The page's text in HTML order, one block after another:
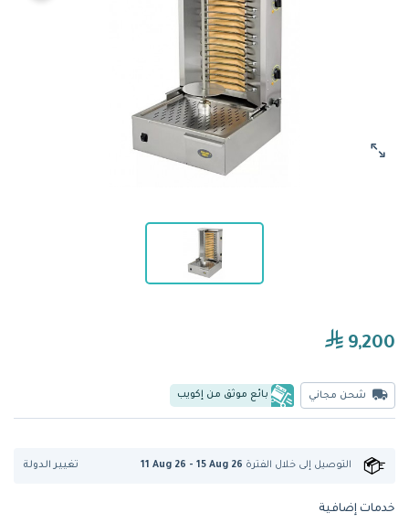
9,200
شحن مجاني بائع موثق من إكويب
التوصيل إلى خلال الفترة 11 Aug 26 - 15 Aug 26 تغيير الدولة
خدمات إضافية